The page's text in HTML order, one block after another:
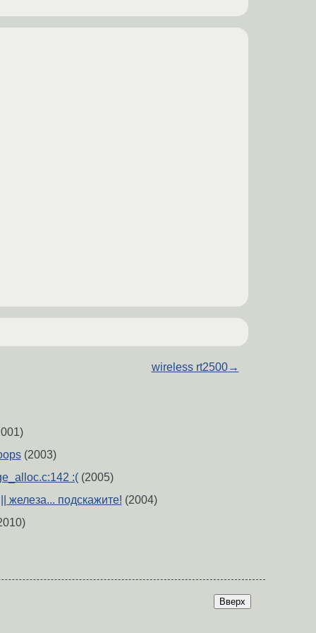
wireless rt2500→
(2003)
:((2005)
железа... подскажите! (2004)
Вверх